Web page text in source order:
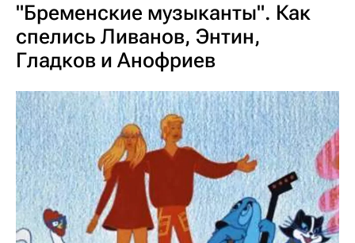
"Бременские музыканты". Как
спелись Ливанов, Энтин,
Гладков и Анофриев